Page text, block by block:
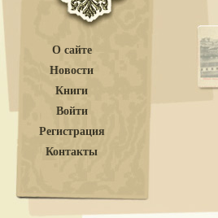
О сайте
Новости
Книги
Войти
Регистрация
Контакты